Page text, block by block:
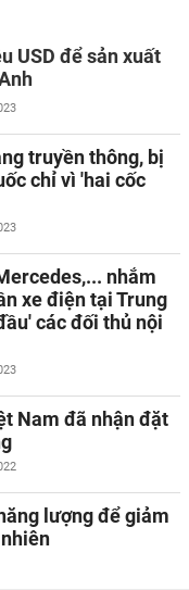
USD để sản xuất
truyền thông, bị
chỉ vì 'hai cốc
nhắm
xe điện tại Trung
các đối thủ nội
Nam đã nhận đặt
lượng để giảm